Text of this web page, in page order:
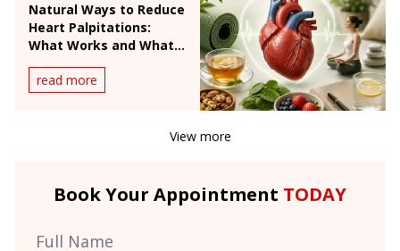
Natural Ways to Reduce
Heart Palpitations:
What Works and What
Doesn't
read more
View more
Book Your Appointment TODAY